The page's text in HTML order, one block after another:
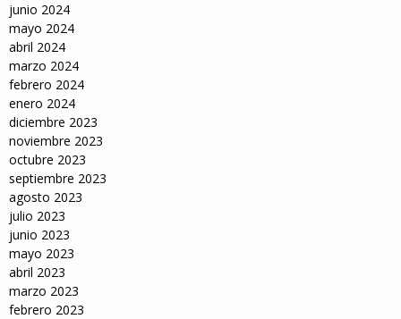
junio 2024
mayo 2024
abril 2024
marzo 2024
febrero 2024
enero 2024
diciembre 2023
noviembre 2023
octubre 2023
septiembre 2023
agosto 2023
julio 2023
junio 2023
mayo 2023
abril 2023
marzo 2023
febrero 2023